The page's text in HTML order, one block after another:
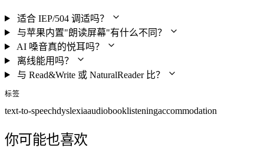
适合 IEP/504 调适吗？
与苹果内置"朗读屏幕"有什么不同？
AI 嗓音真的悦耳吗？
离线能用吗？
与 Read&Write 或 NaturalReader 比？
标签
text-to-speechdyslexiaaudiobooklisteningaccommodation
你可能也喜欢